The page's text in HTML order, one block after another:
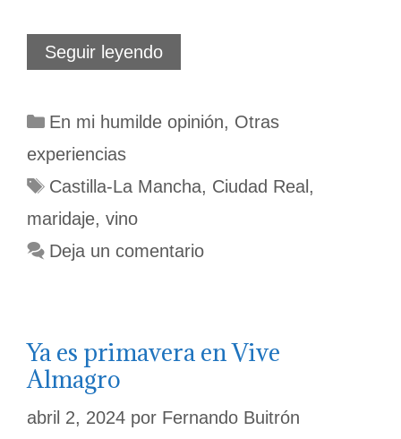
Seguir leyendoCastilla-
La
la
Categorías
En mi humilde opinión, Otras
experiencias
Etiquetas
Castilla-La Mancha, Ciudad Real,
maridaje, vino
Deja un comentario
Ya es primavera en Vive
Almagro
abril 2, 2024 por Fernando Buitrón